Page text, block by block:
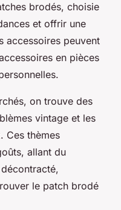
brodés, choisie
et offrir une
accessoires peuvent
en pièces
on trouve des
vintage et les
Ces thèmes
allant du
le patch brodé